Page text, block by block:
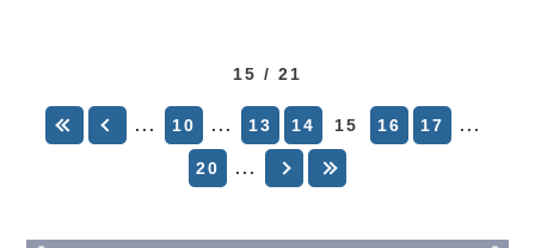
15 / 21
... 10 ... 13 14 15 16 17 ...
20 ...